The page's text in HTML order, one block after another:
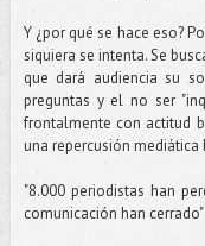
Y ¿por qué se hace eso?
siquiera se intenta. Se
que dará audiencia su
preguntas y el no ser
frontalmente con actitud
una repercusión
"8.000 periodistas han
comunicación han cerrado"